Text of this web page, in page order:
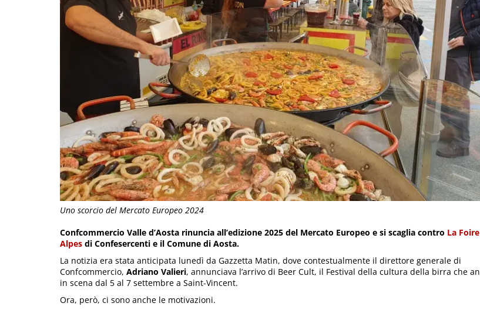
Uno scorcio del Mercato Europeo 2024
Confcommercio Valle d’Aosta rinuncia all’edizione 2025 del Mercato Europeo e si scaglia contro La
Alpes di Confesercenti e il Comune di Aosta.
La notizia era stata anticipata lunedì da Gazzetta Matin, dove contestualmente il direttore generale di
Confcommercio, Adriano Valieri, annunciava l’arrivo di Beer Cult, il Festival della cultura della birra che
in scena dal 5 al 7 settembre a Saint-Vincent.
Ora, però, ci sono anche le motivazioni.